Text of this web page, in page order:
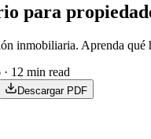
para
inmobiliaria. Aprenda
· 12 min read
Descargar PDF